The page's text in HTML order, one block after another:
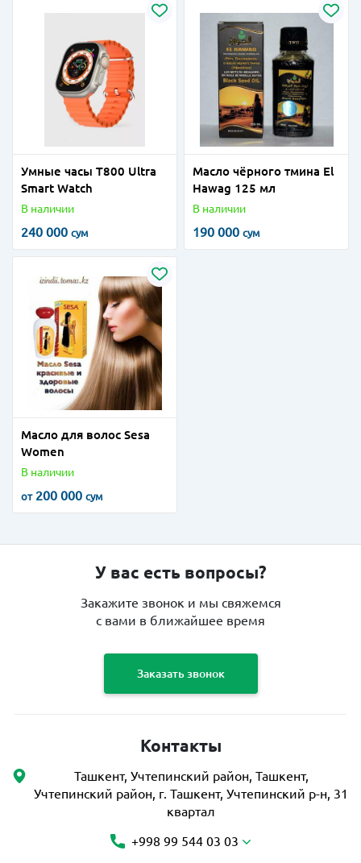
Умные часы T800 Ultra
Smart Watch
В наличии
240 000 сум
Масло чёрного тмина El
Hawag 125 мл
В наличии
190 000 сум
Масло для волос Sesa
Women
В наличии
от200 000 сум
У вас есть вопросы?
Закажите звонок и мы свяжемся
с вами в ближайшее время
Заказать звонок
Контакты
Ташкент, Учтепинский район, Ташкент,
Учтепинский район, г. Ташкент, Учтепинский р-н, 31
квартал
+998 99 544 03 03